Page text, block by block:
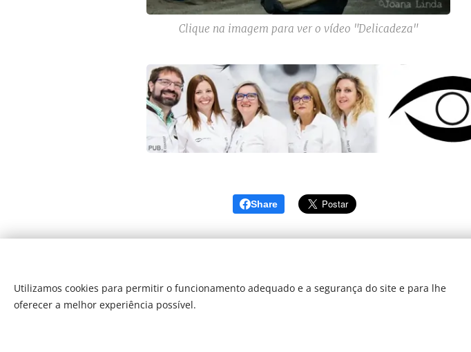
Clique na imagem para ver o vídeo "Delicadeza"
Share
Utilizamos cookies para permitir o funcionamento adequado e a segurança do site e para lhe
oferecer a melhor experiência possível.